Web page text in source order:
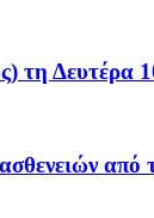
τη Δευτέρα
από